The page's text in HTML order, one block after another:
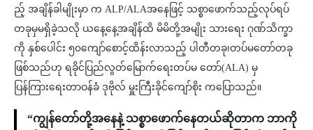
ည့် အချိန်ခါမျိုးမှာ က ALP/ALAအနေဖြင့် သစ္စာဖောက်သည့်လုပ်ရပ်
တခုမှမရှိခဲ့သလို ယနေ့နေ့အချိန်ထိ မိမိတို့အမျိုး သားရေး ဂုဏ်သိက္ခာ
ကို နှစ်ပေါင်း ၅၀ကျော်စောင့်ထိန်းလာသည့် ပါတီတခု၊တပ်မတော်တခု
ဖြစ်သည်ဟု ရခိုင်ပြည်လွတ်မြောက်ရေးတပ်မ တော်(ALA) မှ
ပြန်ကြားရေးတာဝန်ခံ ဒုဗိုလ် မှူးကြီးခိုင်ကျော်စိုး ကပြောသည်။
“ကျွန်တော်တို့အနေနဲ့ သစ္စာဖောက်နေတယ်ဆိုတာက ဘာကို